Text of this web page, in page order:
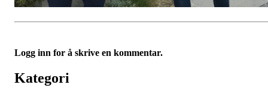
Logg inn for å skrive en kommentar.
Kategori